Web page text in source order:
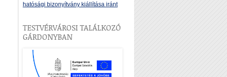
hatósági bizonyítvány kiállítása iránt
TESTVÉRVÁROSI TALÁLKOZÓ
GÁRDONYBAN